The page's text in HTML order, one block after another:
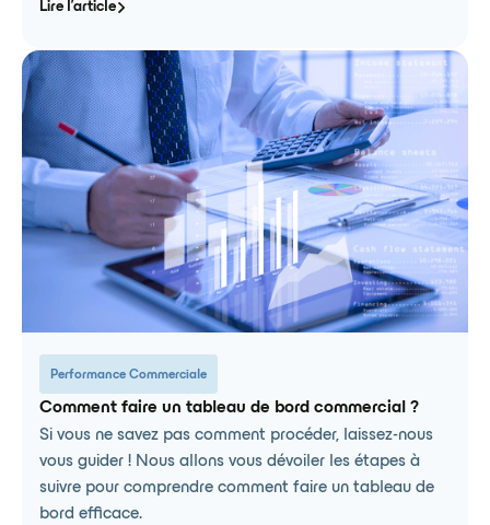
Lire l'article
Performance Commerciale
Comment faire un tableau de bord commercial ?
Si vous ne savez pas comment procéder, laissez-nous
vous guider ! Nous allons vous dévoiler les étapes à
suivre pour comprendre comment faire un tableau de
bord efficace.